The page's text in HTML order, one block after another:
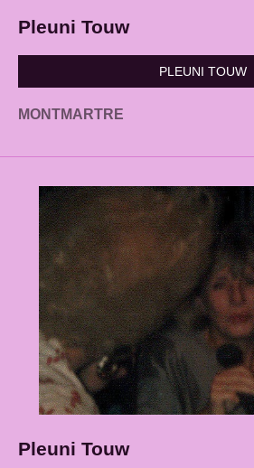
Pleuni Touw
PLEUNI TOUW
MONTMARTRE
Pleuni Touw